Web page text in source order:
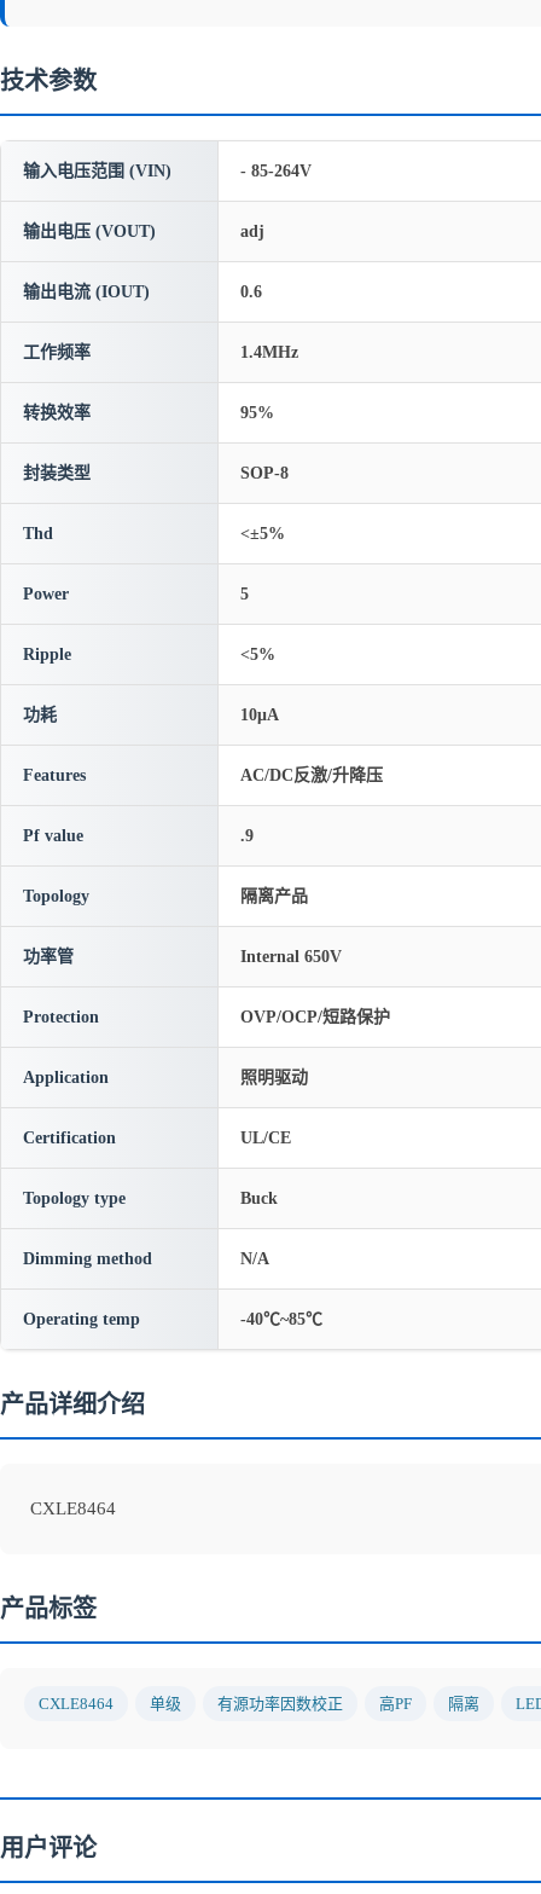
技术参数
输入电压范围 (VIN) - 85-264V
输出电压 (VOUT) adj
输出电流 (IOUT) 0.6
工作频率 1.4MHz
转换效率 95%
封装类型 SOP-8
Thd <±5%
Power 5
Ripple <5%
功耗 10μA
Features AC/DC反激/升降压
Pf value .9
Topology 隔离产品
功率管 Internal 650V
Protection OVP/OCP/短路保护
Application 照明驱动
Certification UL/CE
Topology type Buck
Dimming method N/A
Operating temp -40℃~85℃
产品详细介绍
CXLE8464
产品标签
CXLE8464 单级 有源功率因数校正 高PF 隔离
用户评论